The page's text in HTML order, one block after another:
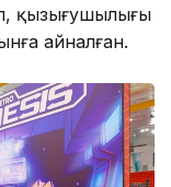
қызығушылығы
айналған.